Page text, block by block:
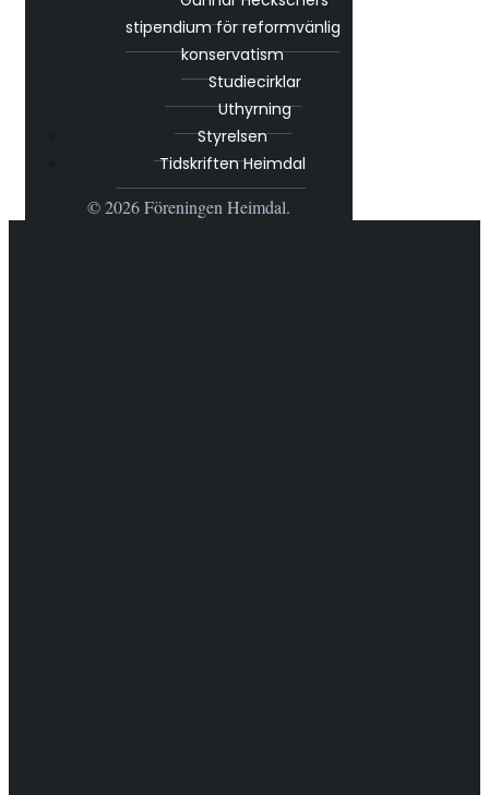
stipendium för reformvänlig
konservatism
Studiecirklar
Uthyrning
Styrelsen
Tidskriften Heimdal
© 2026 Föreningen Heimdal.